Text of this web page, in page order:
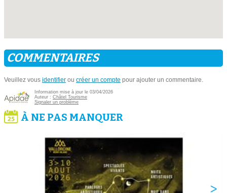
COMMENTAIRES
Veuillez vous identifier ou créer un compte pour ajouter un commentaire.
Information mise à jour le 03/04/2026
Auteur : Châtel Tourisme
Signaler un problème
À NE PAS MANQUER